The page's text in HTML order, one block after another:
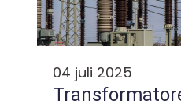
04 juli 2025